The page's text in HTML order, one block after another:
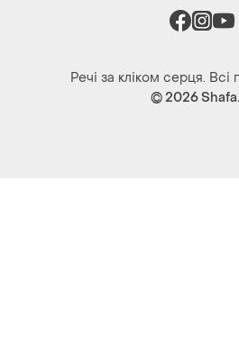
Речі за кліком серця. Всі
© 2026